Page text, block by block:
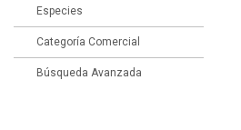
Especies
Categoría Comercial
Búsqueda Avanzada